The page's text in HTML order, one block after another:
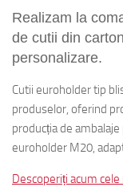
Realizam la
de cutii din
personalizare.
Cutii euroholder tip
produselor, oferind
producția de
euroholder M20,
Descoperiți acum